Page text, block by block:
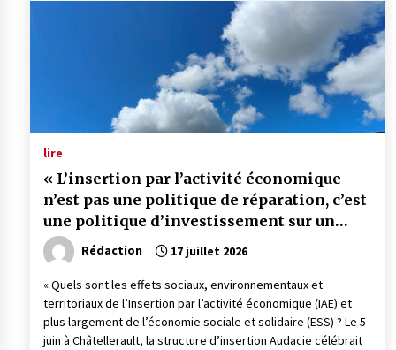
lire
« L’insertion par l’activité économique
n’est pas une politique de réparation, c’est
une politique d’investissement sur un
territoire. »
Rédaction 17 juillet 2026
« Quels sont les effets sociaux, environnementaux et
territoriaux de l’Insertion par l’activité économique (IAE) et
plus largement de l’économie sociale et solidaire (ESS) ? Le 5
juin à Châtellerault, la structure d’insertion Audacie célébrait